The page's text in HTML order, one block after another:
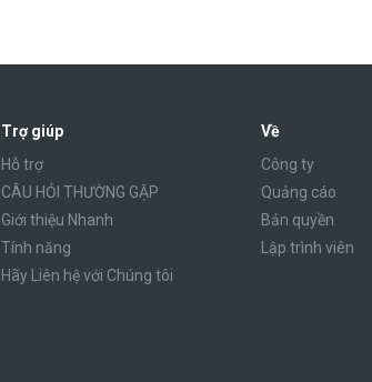
Trợ giúp
Hỗ trợ
CÂU HỎI THƯỜNG GẶP
Giới thiệu Nhanh
Tính năng
Hãy Liên hệ với Chúng tôi
Về
Công ty
Quảng cáo
Bản quyền
Lập trình viên